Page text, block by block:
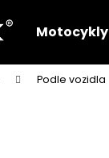
Motocykly
Podle vozidla